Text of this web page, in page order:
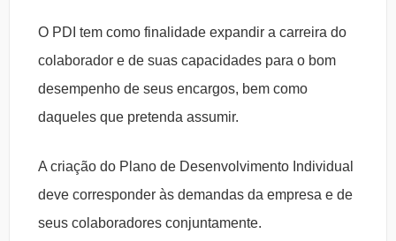
O PDI tem como finalidade expandir a carreira do
colaborador e de suas capacidades para o bom
desempenho de seus encargos, bem como
daqueles que pretenda assumir.
A criação do Plano de Desenvolvimento Individual
deve corresponder às demandas da empresa e de
seus colaboradores conjuntamente.